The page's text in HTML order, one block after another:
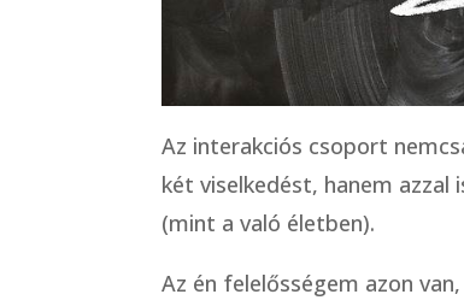
Az interakciós csoport
két viselkedést, hanem
(mint a való életben).
Az én felelősségem azon